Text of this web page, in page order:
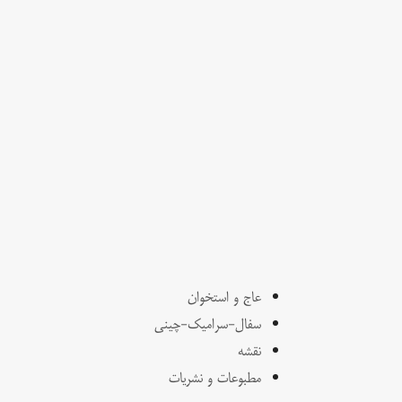
عاج و استخوان
سفال-سرامیک-چینی
نقشه
مطبوعات و نشریات